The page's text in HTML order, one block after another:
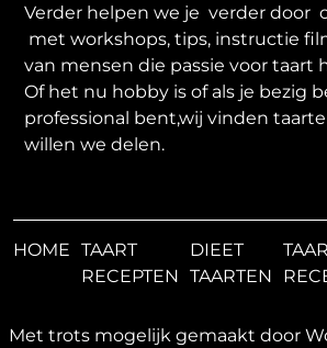
Verder helpen we je verder door
met workshops, tips, instructie
van mensen die passie voor taart
Of het nu hobby is of als je bezig
professional bent,wij vinden
willen we delen.
HOME TAART
RECEPTEN
DIEET
TAARTEN
Met trots mogelijk gemaakt door